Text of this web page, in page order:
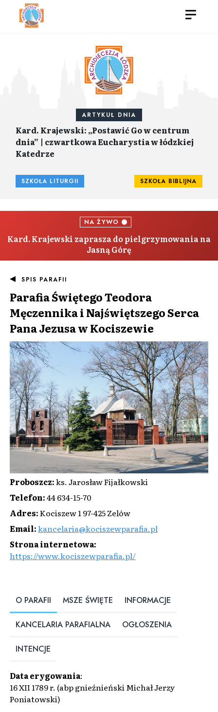
ARTYKUŁ DNIA
Kard. Krajewski: „Postawić Go w centrum
dnia” | czwartkowa Eucharystia w łódzkiej
Katedrze
SZKOŁA LITURGII SZKOŁA BIBLIJNA
NA ŻYWO
Kard. Krajewski zaprasza do pielgrzymowania na
Jasną Górę
SPIS PARAFII
ParafiaŚwiętego Teodora
Męczennika i Najświętszego Serca
Pana Jezusa w Kociszewie
Proboszcz:ks. Jarosław Fijałkowski
Telefon:44 634-15-70
Adres:Kociszew 1 97-425 Zelów
Email:kancelaria@kociszewparafia.pl
Strona internetowa:
https://www.kociszewparafia.pl/
O PARAFII MSZE ŚWIĘTE INFORMACJE
KANCELARIA PARAFIALNA OGŁOSZENIA
INTENCJE
Data erygowania:
16 XII 1789 r. (abp gnieźnieński Michał Jerzy
Poniatowski)